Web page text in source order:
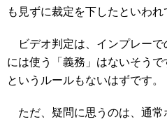
も見ずに裁定を下したといわれ
ビデオ判定は、インプレーで
には使う「義務」はないそう
というルールもないはずです。
ただ、疑問に思うのは、通常